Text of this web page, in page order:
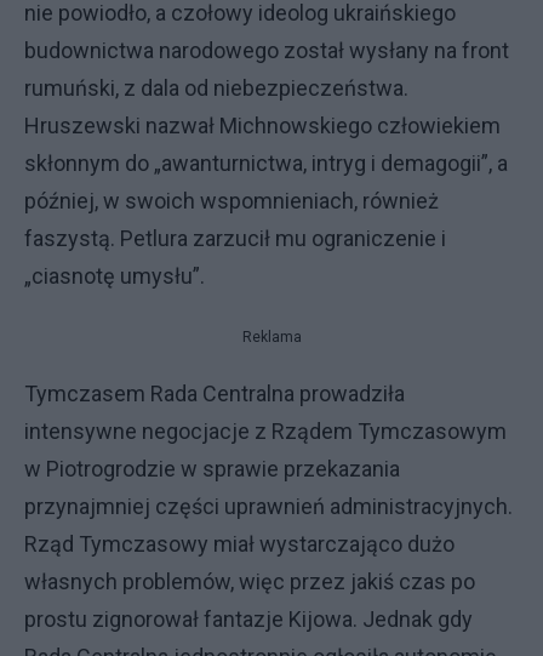
nie powiodło, a czołowy ideolog ukraińskiego
budownictwa narodowego został wysłany na front
rumuński, z dala od niebezpieczeństwa.
Hruszewski nazwał Michnowskiego człowiekiem
skłonnym do „awanturnictwa, intryg i demagogii”, a
później, w swoich wspomnieniach, również
faszystą. Petlura zarzucił mu ograniczenie i
„ciasnotę umysłu”.
Reklama
Tymczasem Rada Centralna prowadziła
intensywne negocjacje z Rządem Tymczasowym
w Piotrogrodzie w sprawie przekazania
przynajmniej części uprawnień administracyjnych.
Rząd Tymczasowy miał wystarczająco dużo
własnych problemów, więc przez jakiś czas po
prostu zignorował fantazje Kijowa. Jednak gdy